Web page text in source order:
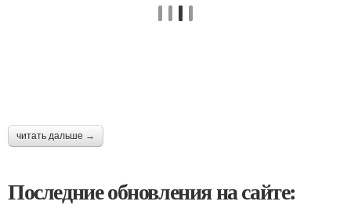
читать дальше →
Последние обновления на сайте: